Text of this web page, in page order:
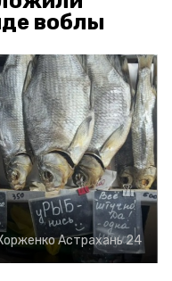
воблы
Астрахань 24